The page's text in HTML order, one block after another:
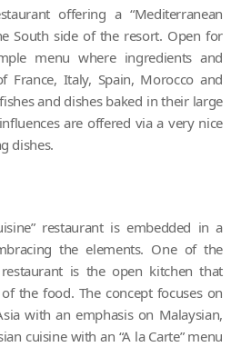
offering a “Mediterranean
South side of the resort. Open for
menu where ingredients and
France, Italy, Spain, Morocco and
and dishes baked in their large
are offered via a very nice
dishes.
restaurant is embedded in a
the elements. One of the
is the open kitchen that
the food. The concept focuses on
with an emphasis on Malaysian,
cuisine with an “A la Carte” menu